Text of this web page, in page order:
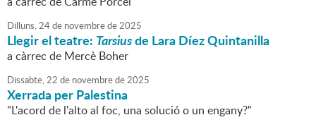
Dilluns,24de novembrede2025
Llegir el teatre: Tarsiusde Lara Díez Quintanilla
a càrrec de Mercè Boher
Dissabte,22 de novembrede2025
Xerrada per Palestina
"L'acord de l'alto al foc, una solució o un engany?"